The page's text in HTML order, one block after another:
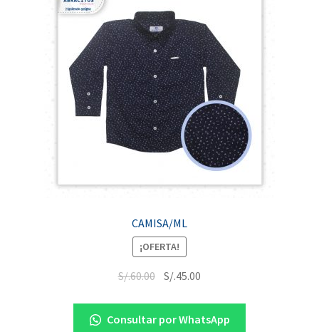
CAMISA/ML
¡OFERTA!
S/.60.00 S/.45.00
Consultar por WhatsApp